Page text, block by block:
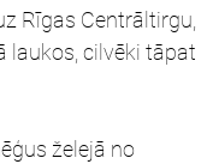
Rīgas Centrāltirgu,
laukos, cilvēki tāpat
želejā no